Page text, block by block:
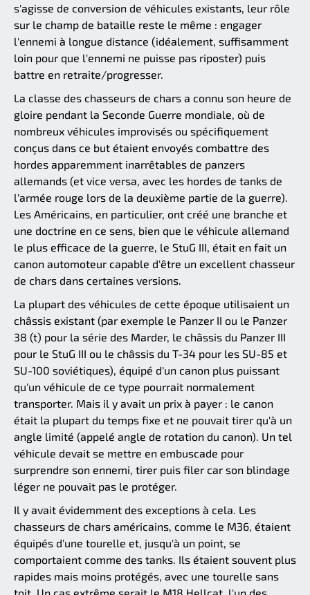
s'agisse de conversion de véhicules existants, leur rôle
sur le champ de bataille reste le même : engager
l'ennemi à longue distance (idéalement, suffisamment
loin pour que l'ennemi ne puisse pas riposter) puis
battre en retraite/progresser.
La classe des chasseurs de chars a connu son heure de
gloire pendant la Seconde Guerre mondiale, où de
nombreux véhicules improvisés ou spécifiquement
conçus dans ce but étaient envoyés combattre des
hordes apparemment inarrêtables de panzers
allemands (et vice versa, avec les hordes de tanks de
l'armée rouge lors de la deuxième partie de la guerre).
Les Américains, en particulier, ont créé une branche et
une doctrine en ce sens, bien que le véhicule allemand
le plus efficace de la guerre, le StuG III, était en fait un
canon automoteur capable d'être un excellent chasseur
de chars dans certaines versions.
La plupart des véhicules de cette époque utilisaient un
châssis existant (par exemple le Panzer II ou le Panzer
38 (t) pour la série des Marder, le châssis du Panzer III
pour le StuG III ou le châssis du T-34 pour les SU-85 et
SU-100 soviétiques), équipé d'un canon plus puissant
qu'un véhicule de ce type pourrait normalement
transporter. Mais il y avait un prix à payer : le canon
était la plupart du temps fixe et ne pouvait tirer qu'à un
angle limité (appelé angle de rotation du canon). Un tel
véhicule devait se mettre en embuscade pour
surprendre son ennemi, tirer puis filer car son blindage
léger ne pouvait pas le protéger.
Il y avait évidemment des exceptions à cela. Les
chasseurs de chars américains, comme le M36, étaient
équipés d'une tourelle et, jusqu'à un point, se
comportaient comme des tanks. Ils étaient souvent plus
rapides mais moins protégés, avec une tourelle sans